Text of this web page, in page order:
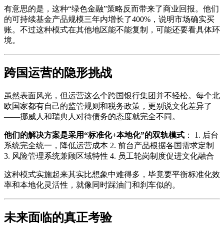
有意思的是，这种“绿色金融”策略反而带来了商业回报。他们
的可持续基金产品规模三年内增长了400%，说明市场确实买
账。不过这种模式在其他地区能不能复制，可能还要看具体环
境。
跨国运营的隐形挑战
虽然表面风光，但运营这么个跨国银行集团并不轻松。每个北
欧国家都有自己的监管规则和税务政策，更别说文化差异了
——挪威人和瑞典人对待债务的态度就完全不同。
他们的解决方案是采用“标准化+本地化”的双轨模式 ： 1. 后台
系统完全统一，降低运营成本 2. 前台产品根据各国需求定制
3. 风险管理系统兼顾区域特性 4. 员工轮岗制度促进文化融合
这种模式实施起来其实比想象中难得多，毕竟要平衡标准化效
率和本地化灵活性，就像同时踩油门和刹车似的。
未来面临的真正考验